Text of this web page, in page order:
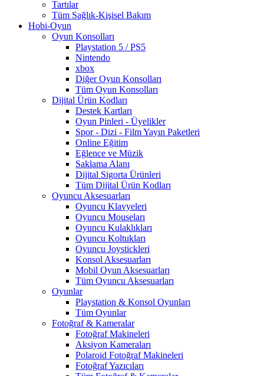
Tartılar
Tüm Sağlık-Kişisel Bakım
Hobi-Oyun
Oyun Konsolları
Playstation 5 / PS5
Nintendo
xbox
Diğer Oyun Konsolları
Tüm Oyun Konsolları
Dijital Ürün Kodları
Destek Kartları
Oyun Pinleri - Üyelikler
Spor - Dizi - Film Yayın Paketleri
Online Eğitim
Eğlence ve Müzik
Saklama Alanı
Dijital Sigorta Ürünleri
Tüm Dijital Ürün Kodları
Oyuncu Aksesuarları
Oyuncu Klavyeleri
Oyuncu Mouseları
Oyuncu Kulaklıkları
Oyuncu Koltukları
Oyuncu Joystickleri
Konsol Aksesuarları
Mobil Oyun Aksesuarları
Tüm Oyuncu Aksesuarları
Oyunlar
Playstation & Konsol Oyunları
Tüm Oyunlar
Fotoğraf & Kameralar
Fotoğraf Makineleri
Aksiyon Kameraları
Polaroid Fotoğraf Makineleri
Fotoğraf Yazıcıları